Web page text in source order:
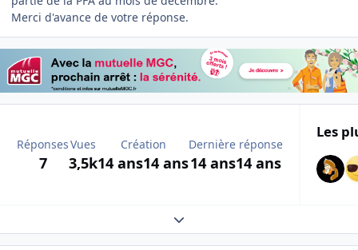
Merci d'avance de votre réponse.
Réponses
7
Vues
3,5k
Création
14 ans14 ans
Dernière réponse
14 ans14 ans
Les
Expand topic overview